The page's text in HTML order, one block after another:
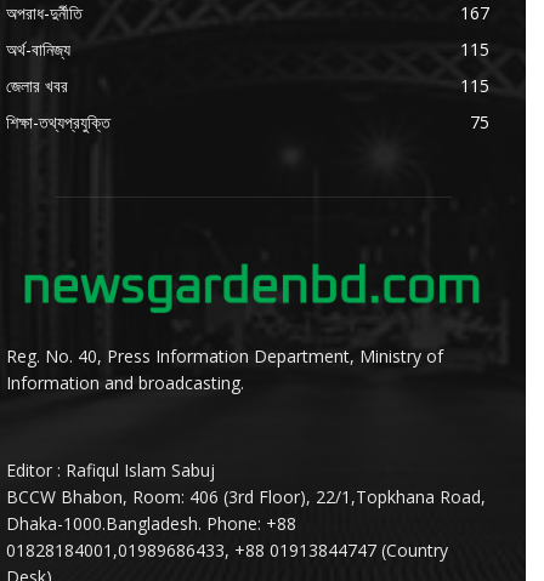
অপরাধ-দুর্নীতি
167
অর্থ-বানিজ্য
115
জেলার খবর
115
শিক্ষা-তথ্যপ্রযুক্তি
75
Reg. No. 40, Press Information Department, Ministry of
Information and broadcasting.
Editor : Rafiqul Islam Sabuj
BCCW Bhabon, Room: 406 (3rd Floor), 22/1,Topkhana Road,
Dhaka-1000.Bangladesh. Phone: +88
01828184001,01989686433, +88 01913844747 (Country